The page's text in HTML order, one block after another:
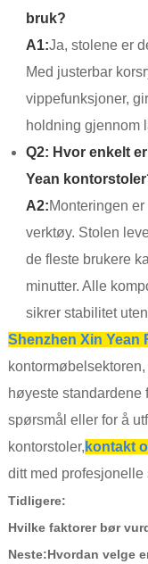
bruk?
A1:Ja, stolene er
Med justerbar
vippefunksjoner,
holdning gjennom
Q2: Hvor enkelt
Yean
A2:Monteringen
verktøy. Stolen
de fleste brukere
minutter. Alle
sikrer stabilitet
Shenzhen Xin Yean
høyeste standardene
spørsmål eller for å
kontorstoler, kontakt
ditt med profesjonelle
Tidligere:
Hvilke faktorer bør
Neste:Hvordan velge